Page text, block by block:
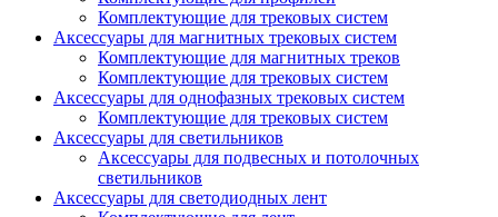
Комплектующие для трековых систем
Аксессуары для магнитных трековых систем
Комплектующие для магнитных треков
Комплектующие для трековых систем
Аксессуары для однофазных трековых систем
Комплектующие для трековых систем
Аксессуары для светильников
Аксессуары для подвесных и потолочных
светильников
Аксессуары для светодиодных лент